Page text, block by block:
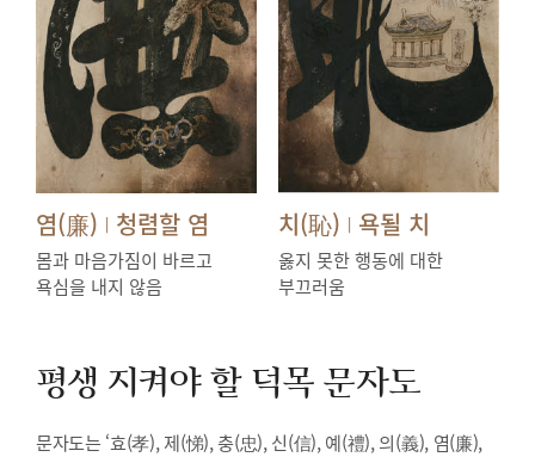
염(廉) | 청렴할 염
몸과 마음가짐이 바르고
욕심을 내지 않음
치(恥) | 욕될 치
옳지 못한 행동에 대한
부끄러움
평생 지켜야 할 덕목 문자도
문자도는 ‘효(孝), 제(悌), 충(忠), 신(信), 예(禮), 의(義), 염(廉),